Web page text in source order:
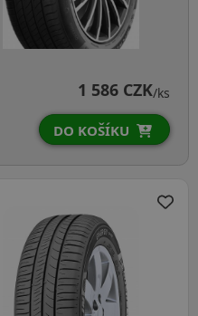
1 586 CZK/ks
DO KOŠÍKU